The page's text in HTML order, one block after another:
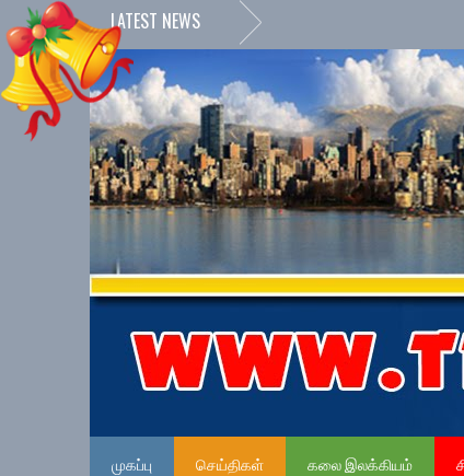
LATEST NEWS
முகப்பு செய்திகள் கலை இலக்கியம்